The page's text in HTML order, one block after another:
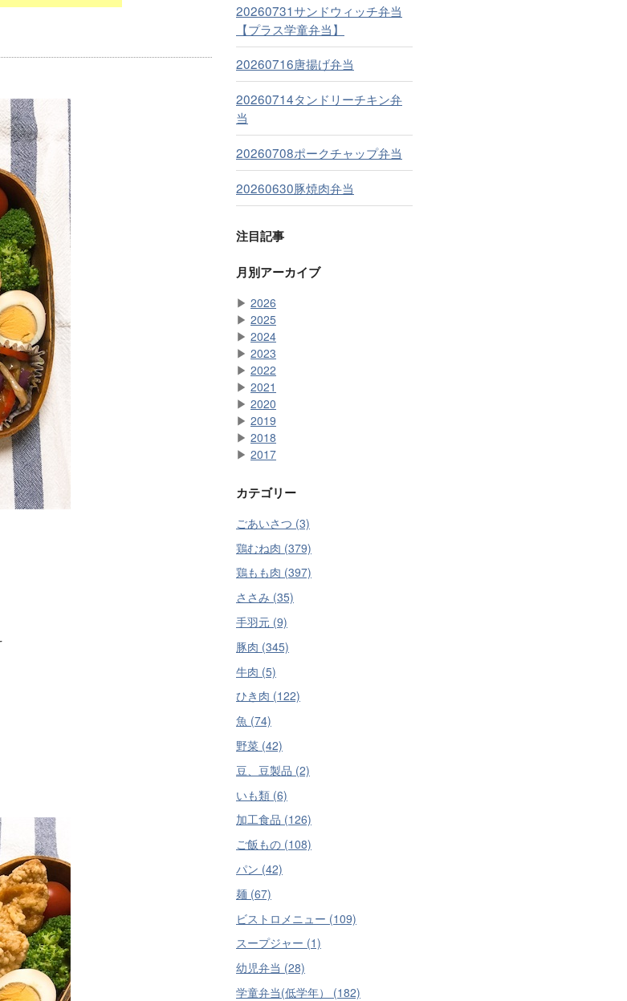
20260731サンドウィッチ弁当
【プラス学童弁当】
20260716唐揚げ弁当
20260714タンドリーチキン弁
当
20260708ポークチャップ弁当
20260630豚焼肉弁当
注目記事
月別アーカイブ
▶ 2026
▶ 2025
▶ 2024
▶ 2023
▶ 2022
▶ 2021
▶ 2020
▶ 2019
▶ 2018
▶ 2017
カテゴリー
ごあいさつ (3)
鶏むね肉 (379)
鶏もも肉 (397)
ささみ (35)
手羽元 (9)
豚肉 (345)
牛肉 (5)
ひき肉 (122)
魚 (74)
野菜 (42)
豆、豆製品 (2)
いも類 (6)
加工食品 (126)
ご飯もの (108)
パン (42)
麺 (67)
ビストロメニュー (109)
スープジャー (1)
幼児弁当 (28)
学童弁当(低学年） (182)